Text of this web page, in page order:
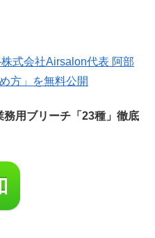
式会社Airsalon代表 阿部
方」を無料公開
務用ブリーチ「23種」徹底